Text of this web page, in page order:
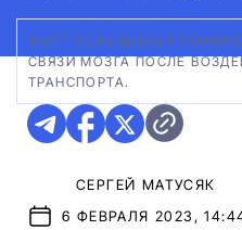
ФМРТ ПОКАЗЫВАЕТ
СВЯЗИ МОЗГА ПОСЛЕ
ТРАНСПОРТА.
СЕРГЕЙ МАТУСЯК
6 ФЕВРАЛЯ 2023,